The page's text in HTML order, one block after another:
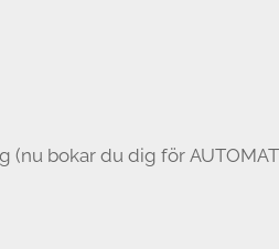
bokar du dig för AUTOMAT